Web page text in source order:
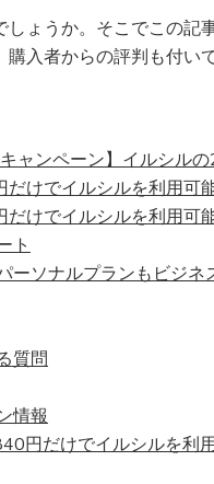
ン
割
情
報
ま
と
評
判
ょうか。そこでこの記事
入者からの評判も付いて
ャンペーン】イルシル
だけでイルシルを利用可
だけでイルシルを利用可
ト
ーソナルプランもビジ
質問
情報
円だけでイルシルを利